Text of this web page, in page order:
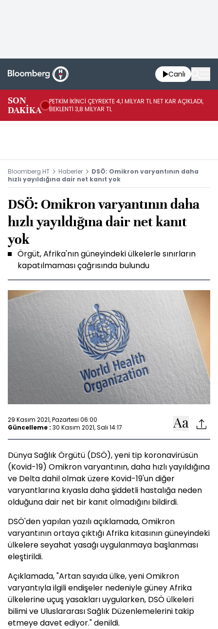
Canlı
SON
DAKİKA
PETKİM İKİNCİ ÇEYREKTE 4,1 MİLYAR TL NET KAR AÇIKLADI,
BEKLENTİ 3,8 MİLYAR TL
Bloomberg HT Haberler
DSÖ: Omikron varyantının daha
hızlı yayıldığına dair net kanıt yok
DSÖ: Omikron varyantının daha
hızlı yayıldığına dair net kanıt
yok
Örgüt, Afrika'nın güneyindeki ülkelerle sınırların
kapatılmaması çağrısında bulundu
29 Kasım 2021, Pazartesi 06:00
Güncelleme : 30 Kasım 2021, Salı 14:17
Dünya Sağlık Örgütü (DSÖ), yeni tip koronavirüsün
(Kovid-19) Omikron varyantının, daha hızlı yayıldığına
ve Delta dahil olmak üzere Kovid-19'un diğer
varyantlarına kıyasla daha şiddetli hastalığa neden
olduğuna dair net bir kanıt olmadığını bildirdi.
DSÖ'den yapılan yazılı açıklamada, Omikron
varyantının ortaya çıktığı Afrika kıtasının güneyindeki
ülkelere seyahat yasağı uygulanmaya başlanması
eleştirildi.
Açıklamada, "Artan sayıda ülke, yeni Omikron
varyantıyla ilgili endişeler nedeniyle güney Afrika
ülkelerine uçuş yasakları uygularken, DSÖ ülkeleri
bilimi ve Uluslararası Sağlık Düzenlemelerini takip
etmeye davet ediyor." denildi.